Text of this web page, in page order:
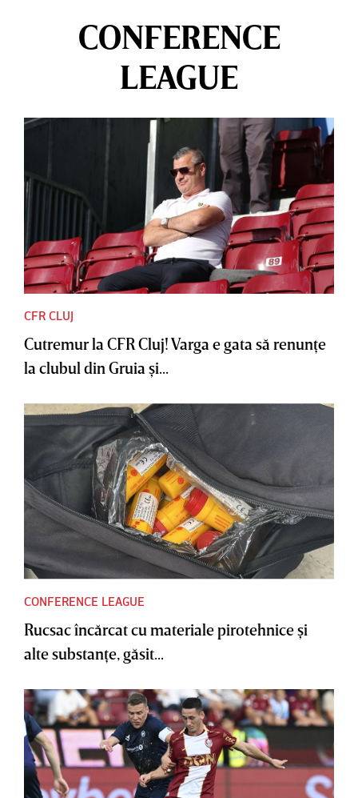
CONFERENCE
LEAGUE
CFR CLUJ
Cutremur la CFR Cluj! Varga e gata să renunţe
la clubul din Gruia şi...
CONFERENCE LEAGUE
Rucsac încărcat cu materiale pirotehnice şi
alte substanţe, găsit...